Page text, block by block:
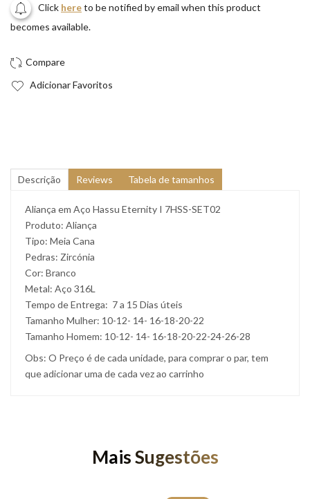
Click hereto be notified by email when this product
becomes available.
Adicionar Favoritos
Descrição Reviews Tabela de tamanhos
Aliança em Aço Hassu Eternity I 7HSS-SET02
Produto: Aliança
Tipo: Meia Cana
Pedras: Zircónia
Cor: Branco
Metal: Aço 316L
Tempo de Entrega: 7 a 15 Dias úteis
Tamanho Mulher: 10-12- 14- 16-18-20-22
Tamanho Homem: 10-12- 14- 16-18-20-22-24-26-28
Obs: O Preço é de cada unidade, para comprar o par, tem
que adicionar uma de cada vez ao carrinho
Mais Sugestões